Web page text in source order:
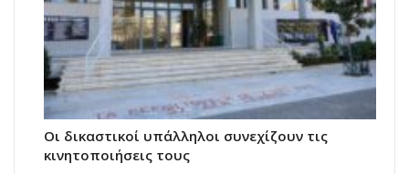
Οι δικαστικοί υπάλληλοι συνεχίζουν τις
κινητοποιήσεις τους